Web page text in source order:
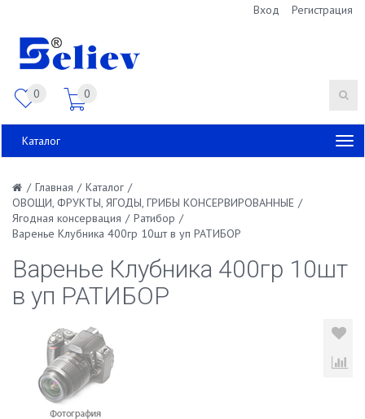
Вход Регистрация
0 0
Каталог
/ Главная / Каталог /
ОВОЩИ, ФРУКТЫ, ЯГОДЫ, ГРИБЫ КОНСЕРВИРОВАННЫЕ /
Ягодная консервация / Ратибор /
Варенье Клубника 400гр 10шт в уп РАТИБОР
Варенье Клубника 400гр 10шт
в уп РАТИБОР